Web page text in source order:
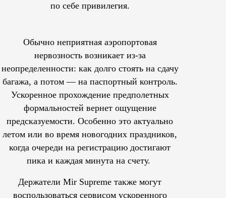
по себе привилегия.
Обычно неприятная аэропортовая
нервозность возникает из-за
неопределенности: как долго стоять на сдачу
багажа, а потом — на паспортный контроль.
Ускоренное прохождение предполетных
формальностей вернет ощущение
предсказуемости. Особенно это актуально
летом или во время новогодних праздников,
когда очереди на регистрацию достигают
пика и каждая минута на счету.
Держатели Mir Supreme также могут
воспользоваться сервисом ускоренного